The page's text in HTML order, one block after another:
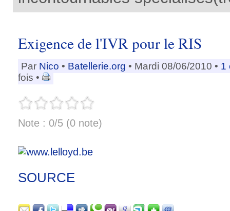
Exigence de l'IVR pour le RIS
Par Nico • Batellerie.org • Mardi 08/06/2010 • 1
fois •
Note : 0/5 (0 note)
SOURCE